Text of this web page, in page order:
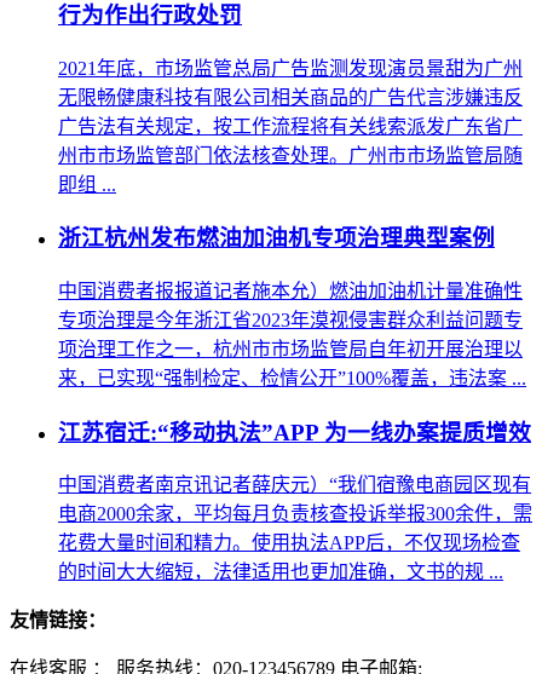
行为作出行政处罚
2021年底，市场监管总局广告监测发现演员景甜为广州
无限畅健康科技有限公司相关商品的广告代言涉嫌违反
广告法有关规定，按工作流程将有关线索派发广东省广
州市市场监管部门依法核查处理。广州市市场监管局随
即组 ...
浙江杭州发布燃油加油机专项治理典型案例
中国消费者报报道记者施本允）燃油加油机计量准确性
专项治理是今年浙江省2023年漠视侵害群众利益问题专
项治理工作之一，杭州市市场监管局自年初开展治理以
来，已实现“强制检定、检情公开”100%覆盖，违法案 ...
江苏宿迁:“移动执法”APP 为一线办案提质增效
中国消费者南京讯记者薛庆元）“我们宿豫电商园区现有
电商2000余家，平均每月负责核查投诉举报300余件，需
花费大量时间和精力。使用执法APP后，不仅现场检查
的时间大大缩短，法律适用也更加准确，文书的规 ...
友情链接：
在线客服 ： 服务热线：020-123456789 电子邮箱: